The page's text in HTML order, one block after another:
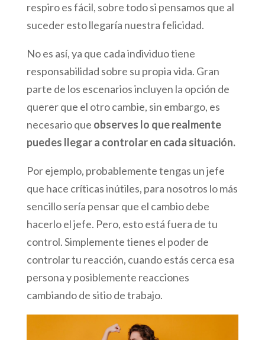
respiro es fácil, sobre todo si pensamos que al
suceder esto llegaría nuestra felicidad.
No es así, ya que cada individuo tiene
responsabilidad sobre su propia vida. Gran
parte de los escenarios incluyen la opción de
querer que el otro cambie, sin embargo, es
necesario que observes lo que realmente
puedes llegar a controlar en cada situación.
Por ejemplo, probablemente tengas un jefe
que hace críticas inútiles, para nosotros lo más
sencillo sería pensar que el cambio debe
hacerlo el jefe. Pero, esto está fuera de tu
control. Simplemente tienes el poder de
controlar tu reacción, cuando estás cerca esa
persona y posiblemente reacciones
cambiando de sitio de trabajo.